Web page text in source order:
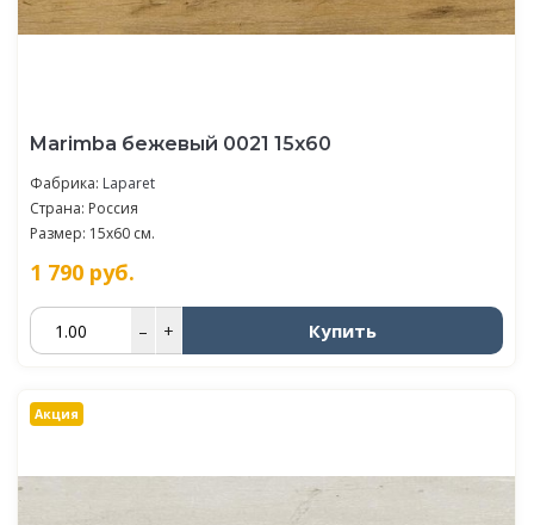
Marimba бежевый 0021 15х60
Фабрика: Laparet
Страна: Россия
Размер: 15x60 см.
1 790 руб.
– + Купить
Акция